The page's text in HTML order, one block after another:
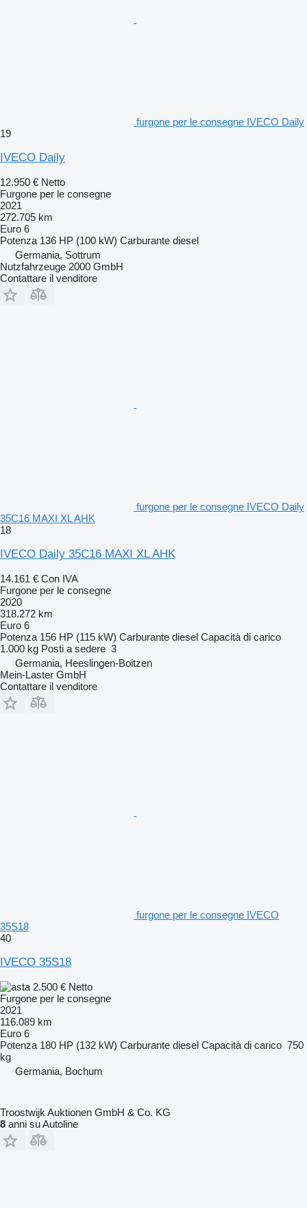
furgone per le consegne IVECO Daily
19
IVECO Daily
12.950 € Netto
Furgone per le consegne
2021
272.705 km
Euro 6
Potenza 136 HP (100 kW) Carburante diesel
Germania, Sottrum
Nutzfahrzeuge 2000 GmbH
Contattare il venditore
furgone per le consegne IVECO Daily
35C16 MAXI XL AHK
18
IVECO Daily 35C16 MAXI XL AHK
14.161 € Con IVA
Furgone per le consegne
2020
318.272 km
Euro 6
Potenza 156 HP (115 kW) Carburante diesel Capacità di carico
1.000 kg Posti a sedere 3
Germania, Heeslingen-Boitzen
Mein-Laster GmbH
Contattare il venditore
furgone per le consegne IVECO
35S18
40
IVECO 35S18
2.500 € Netto
Furgone per le consegne
2021
116.089 km
Euro 6
Potenza 180 HP (132 kW) Carburante diesel Capacità di carico 750
kg
Germania, Bochum
Troostwijk Auktionen GmbH & Co. KG
8 anni su Autoline